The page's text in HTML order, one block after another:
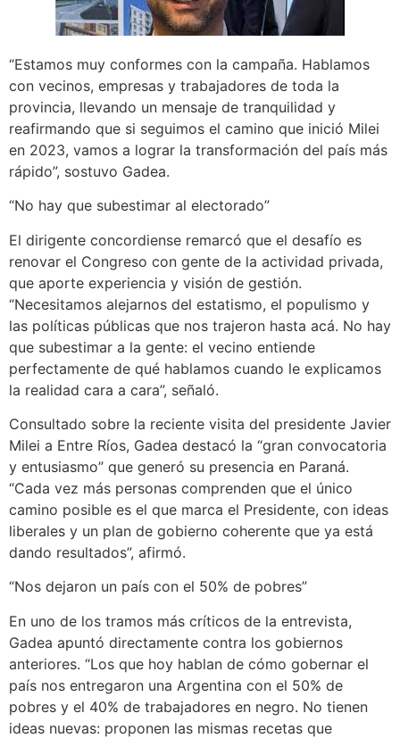
“Estamos muy conformes con la campaña. Hablamos
con vecinos, empresas y trabajadores de toda la
provincia, llevando un mensaje de tranquilidad y
reafirmando que si seguimos el camino que inició Milei
en 2023, vamos a lograr la transformación del país más
rápido”, sostuvo Gadea.
“No hay que subestimar al electorado”
El dirigente concordiense remarcó que el desafío es
renovar el Congreso con gente de la actividad privada,
que aporte experiencia y visión de gestión.
“Necesitamos alejarnos del estatismo, el populismo y
las políticas públicas que nos trajeron hasta acá. No hay
que subestimar a la gente: el vecino entiende
perfectamente de qué hablamos cuando le explicamos
la realidad cara a cara”, señaló.
Consultado sobre la reciente visita del presidente Javier
Milei a Entre Ríos, Gadea destacó la “gran convocatoria
y entusiasmo” que generó su presencia en Paraná.
“Cada vez más personas comprenden que el único
camino posible es el que marca el Presidente, con ideas
liberales y un plan de gobierno coherente que ya está
dando resultados”, afirmó.
“Nos dejaron un país con el 50% de pobres”
En uno de los tramos más críticos de la entrevista,
Gadea apuntó directamente contra los gobiernos
anteriores. “Los que hoy hablan de cómo gobernar el
país nos entregaron una Argentina con el 50% de
pobres y el 40% de trabajadores en negro. No tienen
ideas nuevas: proponen las mismas recetas que